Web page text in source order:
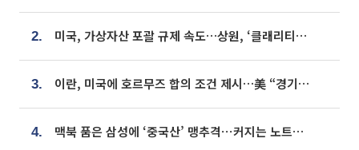
2. 미국, 가상자산 포괄 규제 속도…상원, ‘클래리티법’ 9월 절차투표 추진
3. 이란, 미국에 호르무즈 합의 조건 제시…美 “경기 아직 안 끝나” [종합]
4. 맥북 품은 삼성에 ‘중국산’ 맹추격⋯커지는 노트북 OLED 시장